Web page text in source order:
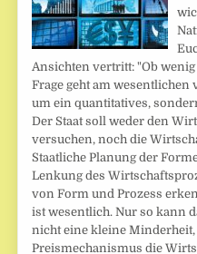
Ansichten vertritt: "Ob
Frage geht am
um ein quantitatives,
Der Staat soll weder den
versuchen, noch die
Staatliche Planung der
Lenkung des
von Form und Prozess
ist wesentlich. Nur so kann
nicht eine kleine
Preismechanismus die